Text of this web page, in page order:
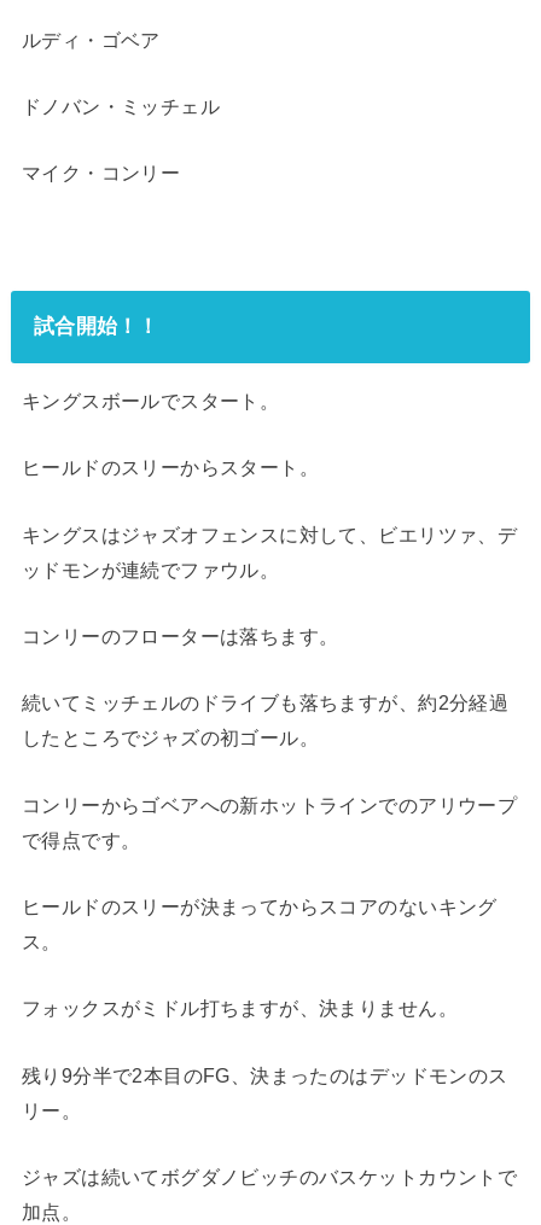
ルディ・ゴベア
ドノバン・ミッチェル
マイク・コンリー
試合開始！！
キングスボールでスタート。
ヒールドのスリーからスタート。
キングスはジャズオフェンスに対して、ビエリツァ、デ
ッドモンが連続でファウル。
コンリーのフローターは落ちます。
続いてミッチェルのドライブも落ちますが、約2分経過
したところでジャズの初ゴール。
コンリーからゴベアへの新ホットラインでのアリウープ
で得点です。
ヒールドのスリーが決まってからスコアのないキング
ス。
フォックスがミドル打ちますが、決まりません。
残り9分半で2本目のFG、決まったのはデッドモンのス
リー。
ジャズは続いてボグダノビッチのバスケットカウントで
加点。